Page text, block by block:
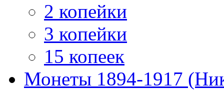
2 копейки
3 копейки
15 копеек
Монеты 1894-1917